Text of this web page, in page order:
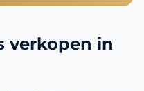
verkopen in